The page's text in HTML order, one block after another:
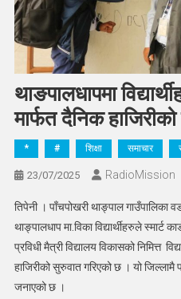
थाङपालधापमा
मार्फत दैनिक
* # शिक्षा समाचार
23/07/2025 RadioMission
तिपेनी । पाँचपोखरी थाङ्पाल गाउँपालिका
थाङ्पालधाप मा.विका विद्यार्थीहरुले स्मार्ट
प्रविधी मैत्री विद्यालय विकासको निमित्त
हाजिरीको सुरुवात गरिएको छ । यो जिल्लामै
जनाएको छ ।